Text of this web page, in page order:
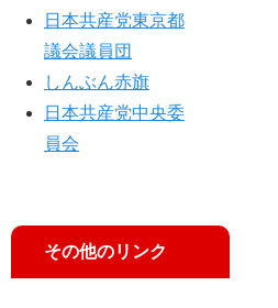
日本共産党東京都
議会議員団
しんぶん赤旗
日本共産党中央委
員会
その他のリンク